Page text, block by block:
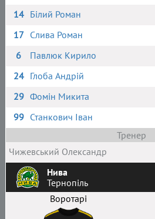
14 Білий Роман
17 Слива Роман
6
Павлюк Кирило
24 Глоба Андрій
29 Фомін Микита
99 Станкович Іван
Тренер
Чижевський Олександр
Нива
Тернопіль
Воротарі